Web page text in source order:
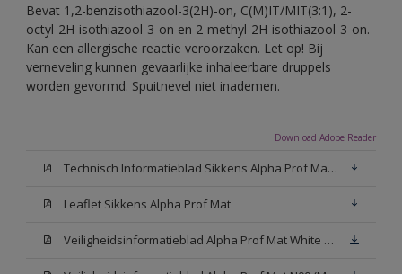
Bevat 1,2-benzisothiazool-3(2H)-on, C(M)IT/MIT(3:1), 2-
octyl-2H-isothiazool-3-on en 2-methyl-2H-isothiazool-3-on.
Kan een allergische reactie veroorzaken. Let op! Bij
verneveling kunnen gevaarlijke inhaleerbare druppels
worden gevormd. Spuitnevel niet inademen.
Download Adobe Reader
Technisch Informatieblad Sikkens Alpha Prof Mat(PDF)
Leaflet Sikkens Alpha Prof Mat
Veiligheidsinformatieblad Alpha Prof Mat White W05 (MSDS)